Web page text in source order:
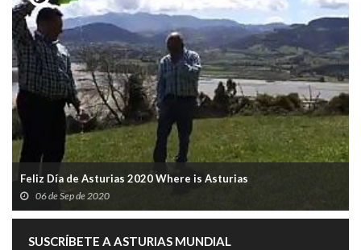
Feliz Día de Asturias 2020 Where is Asturias
06 de Sep de 2020
SUSCRÍBETE A ASTURIAS MUNDIAL